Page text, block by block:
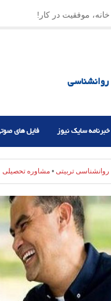
موفقیت در کار!
خبرنامه سایک نیوز فایل های
روانشناسی تربیتی • مشاوره تحصیلی